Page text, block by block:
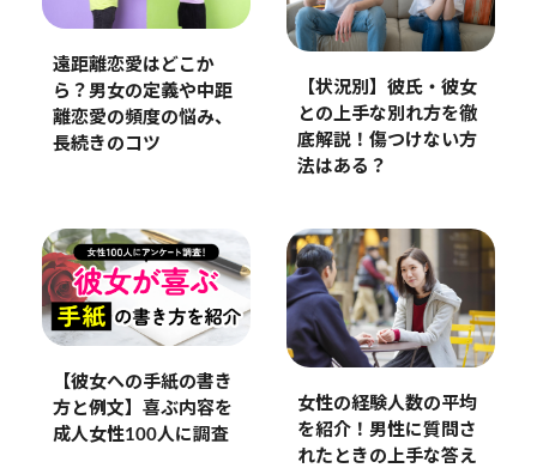
遠距離恋愛はどこか
ら？男女の定義や中距
離恋愛の頻度の悩み、
長続きのコツ
【状況別】彼氏・彼女
との上手な別れ方を徹
底解説！傷つけない方
法はある？
【彼女への手紙の書き
方と例文】喜ぶ内容を
成人女性100人に調査
女性の経験人数の平均
を紹介！男性に質問さ
れたときの上手な答え